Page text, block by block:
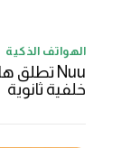
الهواتف الذكية
خلفية ثانوية